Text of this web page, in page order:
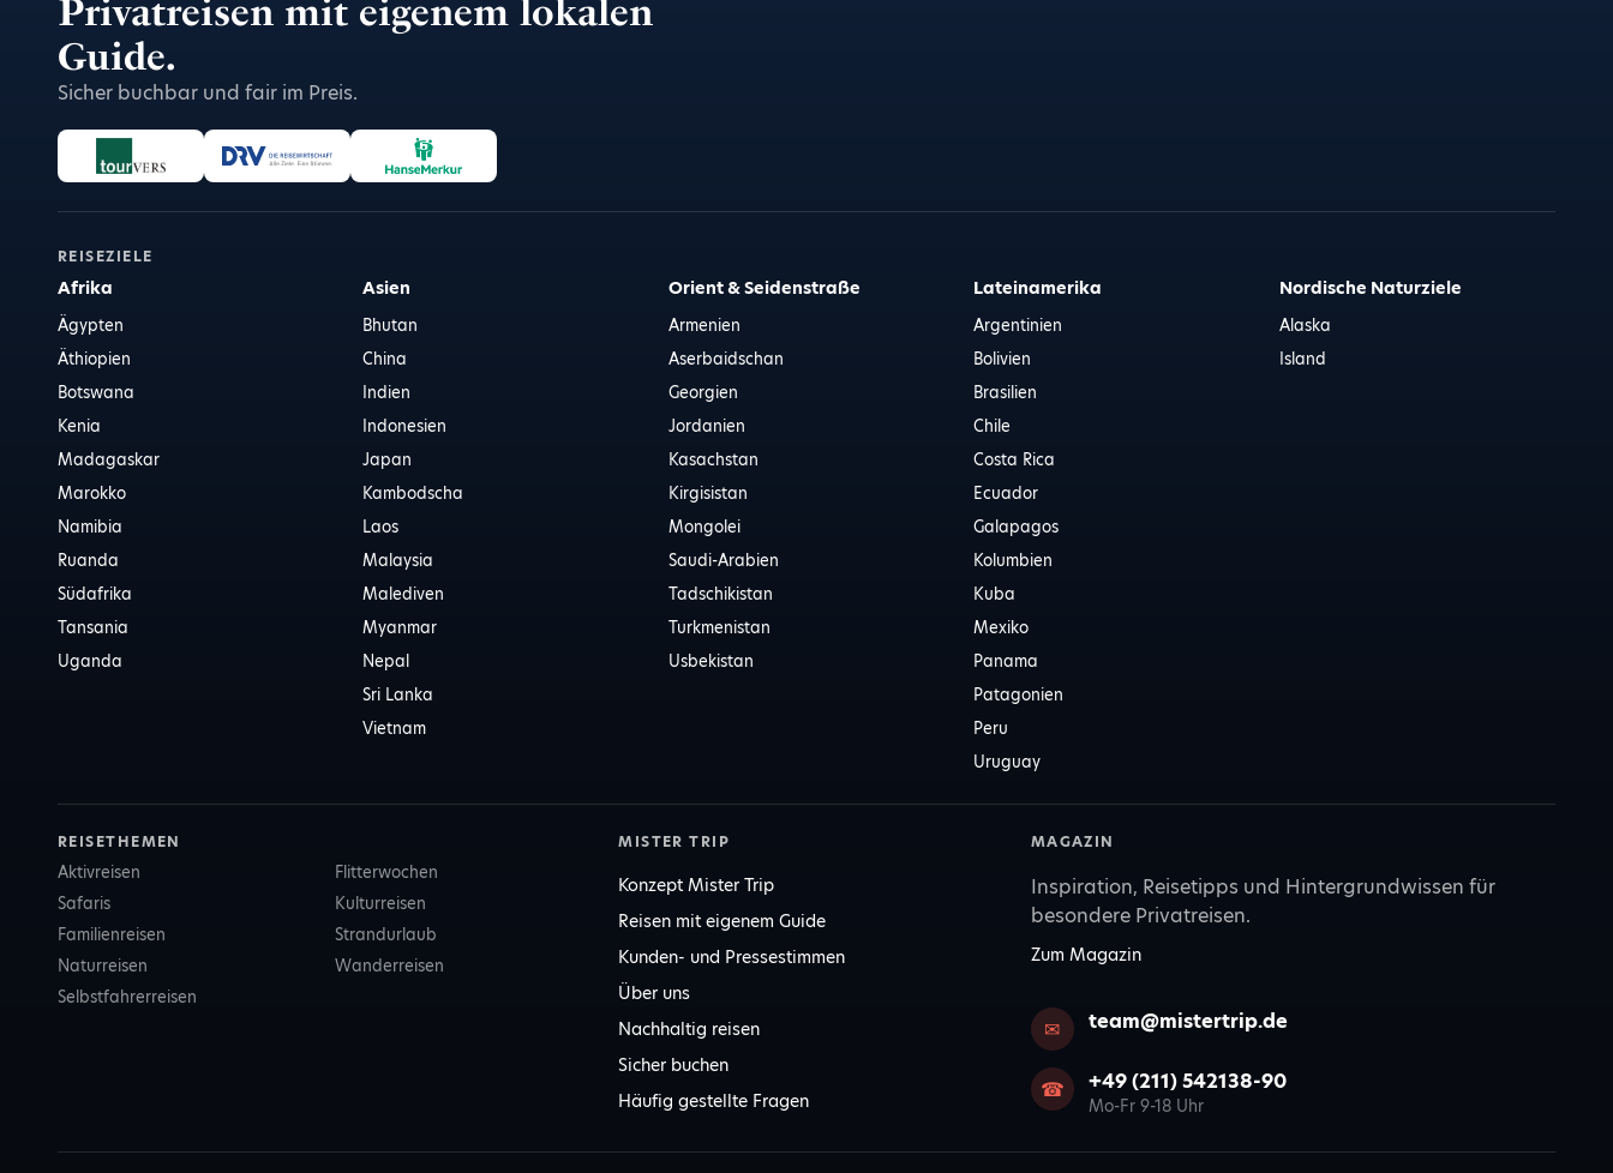
Privatreisen mit eigenem lokalen
Guide.
Sicher buchbar und fair im Preis.
REISEZIELE
Afrika
Ägypten
Äthiopien
Botswana
Kenia
Madagaskar
Marokko
Namibia
Ruanda
Südafrika
Tansania
Uganda
Asien
Bhutan
China
Indien
Indonesien
Japan
Kambodscha
Laos
Malaysia
Malediven
Myanmar
Nepal
Sri Lanka
Vietnam
Orient & Seidenstraße
Armenien
Aserbaidschan
Georgien
Jordanien
Kasachstan
Kirgisistan
Mongolei
Saudi-Arabien
Tadschikistan
Turkmenistan
Usbekistan
Lateinamerika
Argentinien
Bolivien
Brasilien
Chile
Costa Rica
Ecuador
Galapagos
Kolumbien
Kuba
Mexiko
Panama
Patagonien
Peru
Uruguay
Nordische Naturziele
Alaska
Island
REISETHEMEN
Aktivreisen
Flitterwochen
Safaris
Kulturreisen
Familienreisen
Strandurlaub
Naturreisen
Wanderreisen
Selbstfahrerreisen
MISTER TRIP
Konzept Mister Trip
Reisen mit eigenem Guide
Kunden- und Pressestimmen
Über uns
Nachhaltig reisen
Sicher buchen
Häufig gestellte Fragen
MAGAZIN
Inspiration, Reisetipps und Hintergrundwissen für
besondere Privatreisen.
Zum Magazin
✉ team@mistertrip.de
☎ +49 (211) 542138-90
Mo-Fr 9-18 Uhr